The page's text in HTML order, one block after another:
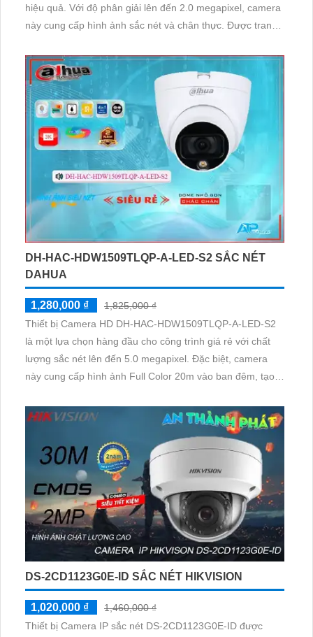
hiệu quả. Với độ phân giải lên đến 2.0 megapixel, camera
này cung cấp hình ảnh sắc nét và chân thực. Được trang
xa mà không loại bỏ chất lượng
DH-HAC-HDW1509TLQP-A-LED-S2 SẮC NÉT
DAHUA
1,280,000 ₫
1,825,000 ₫
Thiết bị Camera HD DH-HAC-HDW1509TLQP-A-LED-S2
là một lựa chọn hàng đầu cho công trình giá rẻ với chất
lượng sắc nét lên đến 5.0 megapixel. Đặc biệt, camera
này cung cấp hình ảnh Full Color 20m vào ban đêm, tạo
hợp. Chất lượng hình ảnh không chỉ sắc nét mà còn đáng
tin cậy với công nghệ AHD, CVI, TVI, BCS và màu sắc tự
nhiên vào ban đêm
DS-2CD1123G0E-ID SẮC NÉT HIKVISION
1,020,000 ₫
1,460,000 ₫
Thiết bị Camera IP sắc nét DS-2CD1123G0E-ID được